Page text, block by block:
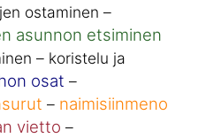
ostaminen –
asunnon etsiminen
– koristelu ja
osat –
– naimisiinmeno
vietto –